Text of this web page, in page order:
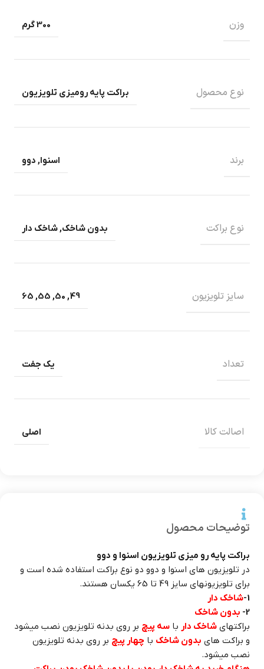
توضیحات محصول
براکت پایه رو میزی تلویزیون اسنوا و دوو
در تلویزیون های اسنوا و دوو دو نوع براکت استفاده شده است و
برای تلویزیونهای سایز 49 تا 65 یکسان هستند.
1- شاخک دار
2- بدون شاخک
براکتهای شاخک دار با سه پیچ بر روی بدنه تلویزیون نصب میشود
و براکت های بدون شاخک با چهار پیچ بر روی بدنه تلویزیون
نصب میشود.
وزن 300 گرم
نوع محصول براکت پایه رومیزی تلویزیون
برند اسنوا, دوو
نوع براکت بدون شاخک,شاخک دار
سایز تلویزیون 49
,
50
,
55
,
65
تعداد یک جفت
اصالت کالا اصلی